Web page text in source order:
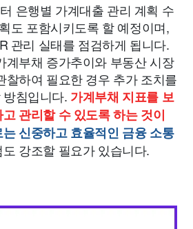
은행별 가계대출 관리 계획 수
도 포함시키도록 할 예정이며,
관리 실태를 점검하게 됩니다.
계부채 증가추이와 부동산 시장
찰하여 필요한 경우 추가 조치를
침입니다. 가계부채 지표를 보
관리할 수 있도록 하는 것이
신중하고 효율적인 금융 소통
강조할 필요가 있습니다.